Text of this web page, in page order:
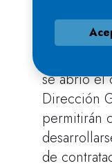
Los
Directiva
se abrió el
Dirección
permitirán
de